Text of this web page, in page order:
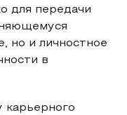
для передачи
но и личностное
в
карьерного